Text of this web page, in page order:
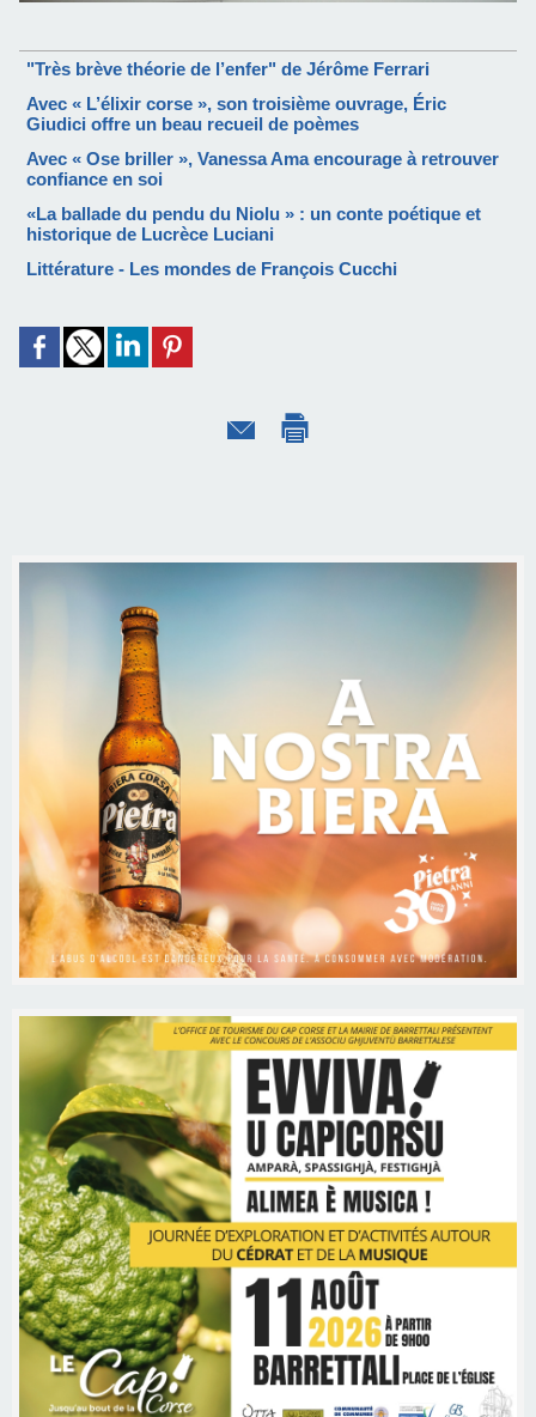
"Très brève théorie de l’enfer" de Jérôme Ferrari
Avec « L’élixir corse », son troisième ouvrage, Éric
Giudici offre un beau recueil de poèmes
Avec « Ose briller », Vanessa Ama encourage à retrouver
confiance en soi
«La ballade du pendu du Niolu » : un conte poétique et
historique de Lucrèce Luciani
Littérature - Les mondes de François Cucchi